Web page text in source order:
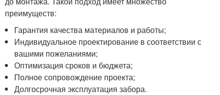
преимуществ:
Гарантия качества материалов и работы;
Индивидуальное проектирование в соответствии с
вашими пожеланиями;
Оптимизация сроков и бюджета;
Полное сопровождение проекта;
Долгосрочная эксплуатация забора.